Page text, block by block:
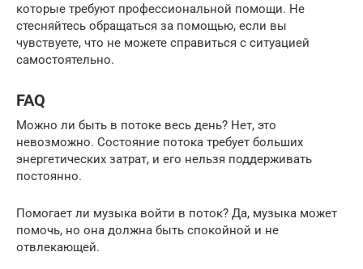
которые требуют профессиональной помощи. Не
стесняйтесь обращаться за помощью, если вы
чувствуете, что не можете справиться с ситуацией
самостоятельно.
FAQ
Можно ли быть в потоке весь день? Нет, это
невозможно. Состояние потока требует больших
энергетических затрат, и его нельзя поддерживать
постоянно.
Помогает ли музыка войти в поток? Да, музыка может
помочь, но она должна быть спокойной и не
отвлекающей.